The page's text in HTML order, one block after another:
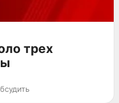
трех